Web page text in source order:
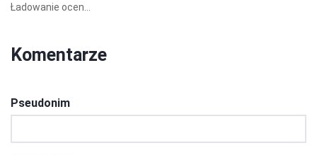
Ładowanie ocen...
Komentarze
Pseudonim